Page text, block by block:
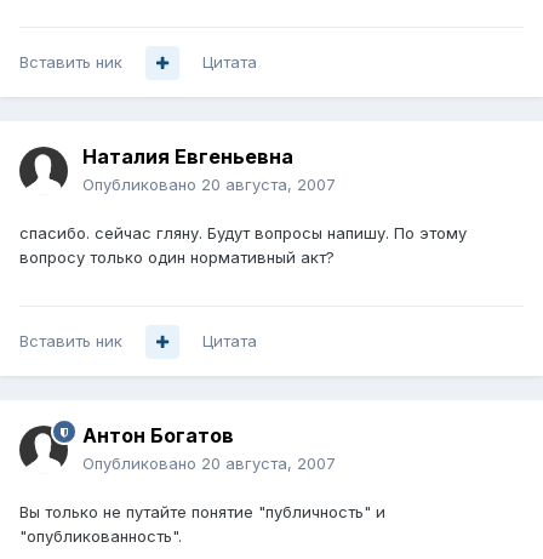
Вставить ник Цитата
Наталия Евгеньевна
Опубликовано 20 августа, 2007
спасибо. сейчас гляну. Будут вопросы напишу. По этому
вопросу только один нормативный акт?
Вставить ник Цитата
Антон Богатов
Опубликовано 20 августа, 2007
Вы только не путайте понятие "публичность" и
"опубликованность".